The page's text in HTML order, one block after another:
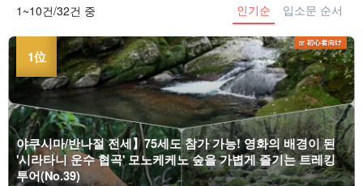
1~10건/32건 중 인기순 입소문 순서
야쿠시마/반나절 전세】75세도 참가 가능! 영화의 배경이 된
'시라타니 운수 협곡' 모노케케노 숲을 가볍게 즐기는 트레킹
투어(No.39)